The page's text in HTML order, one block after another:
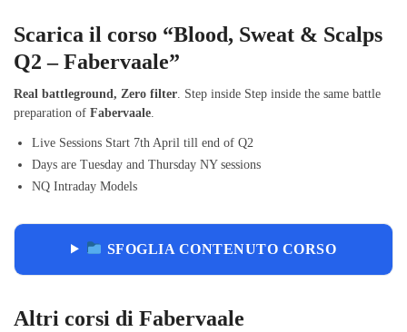
Scarica il corso “Blood, Sweat & Scalps
Q2 – Fabervaale”
Real battleground, Zero filter. Step inside Step inside the same battle
preparation of Fabervaale.
Live Sessions Start 7th April till end of Q2
Days are Tuesday and Thursday NY sessions
NQ Intraday Models
SFOGLIA CONTENUTO CORSO
Altri corsi di Fabervaale